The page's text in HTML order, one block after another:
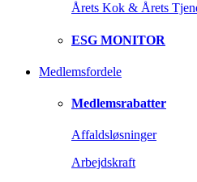
Årets Kok & Årets
ESG MONITOR
Medlemsfordele
Medlemsrabatter
Affaldsløsninger
Arbejdskraft